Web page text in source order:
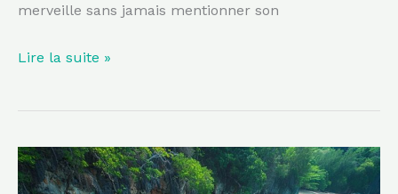
merveille sans jamais mentionner son
Lire la suite »
Un
trésor